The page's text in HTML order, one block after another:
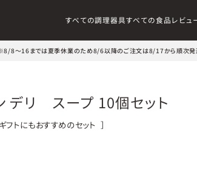
すべての調理器具すべての食品レビュ
8～16までは夏季休業のため8/6以降のご注文は8/17から順次発送
デリ スープ 10個セット
フトにもおすすめのセット ］